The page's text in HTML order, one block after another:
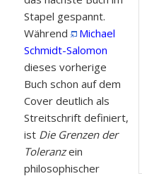
Stapel gespannt.
Während
Michael
Schmidt-Salomon
dieses vorherige
Buch schon auf dem
Cover deutlich als
Streitschrift definiert,
ist Die Grenzen der
Toleranzein
philosophischer